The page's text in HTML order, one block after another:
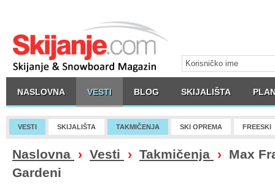
NASLOVNA VESTI BLOG SKIJALIŠTA
VESTI SKIJALIŠTA TAKMIČENJA SKI OPREMA FREESKI
Naslovna › Vesti › Takmičenja › Max
Gardeni